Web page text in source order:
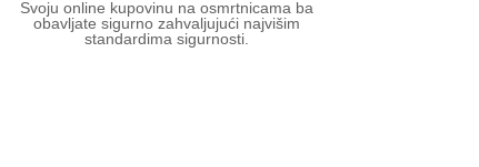
Svoju online kupovinu na osmrtnicama ba
obavljate sigurno zahvaljujući najvišim
standardima sigurnosti.